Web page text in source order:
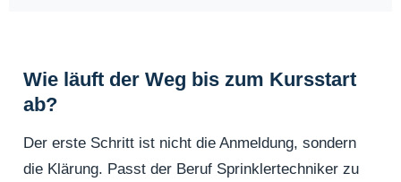
Wie läuft der Weg bis zum Kursstart
ab?
Der erste Schritt ist nicht die Anmeldung, sondern
die Klärung. Passt der Beruf Sprinklertechniker zu